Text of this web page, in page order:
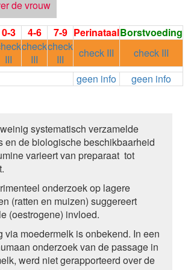
vluc htige olie
bloeiwijzen IG
winterlinde
- zomerlinde)
at
Scop. / TILIA cordata Mill.
g estandaardiseerd ext ract IG
L. Gaertn
, pdr en extract
kruid in bloei, verdunde extr acten
bovengro ndse delen, ethanoli sch
L.
vluc htige olie IG
L. aetheroleum
eth anolisch extract UG
de vrouw
0-3 4-6 7-9 PerinataalBorstvoeding
III
check
III
check
III
check III
check III
geen info
geen info
systematisch verzamelde
en de biologische beschikbaarheid
varieert van preparaat tot
onderzoek op lagere
(ratten en muizen) suggereert
(oestrogene) invloed.
via moedermelk is onbekend. In een
onderzoek van de passage in
werd niet gerapporteerd over de